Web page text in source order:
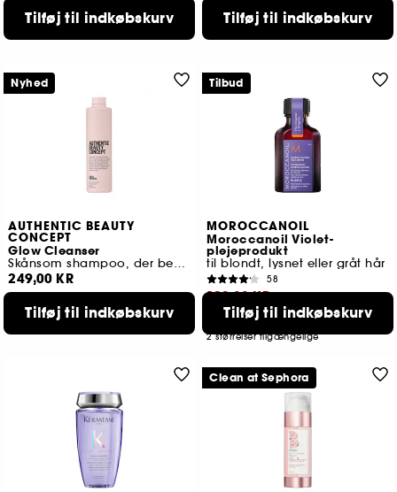
Tilføj til indkøbskurv Tilføj til indkøbskurv
AUTHENTIC BEAUTY
CONCEPT
Glow Cleanser
Skånsom shampoo, der bevarer hårfarven
249,00 KR
Tilføj til indkøbskurv
Nyhed
MOROCCANOIL
Moroccanoil Violet-
plejeprodukt
til blondt, lysnet eller gråt hår
58
129,00 KR
Laveste pris : 159,00 KR
2 størrelser tilgængelige
Tilføj til indkøbskurv
Tilbud
Clean at Sephora